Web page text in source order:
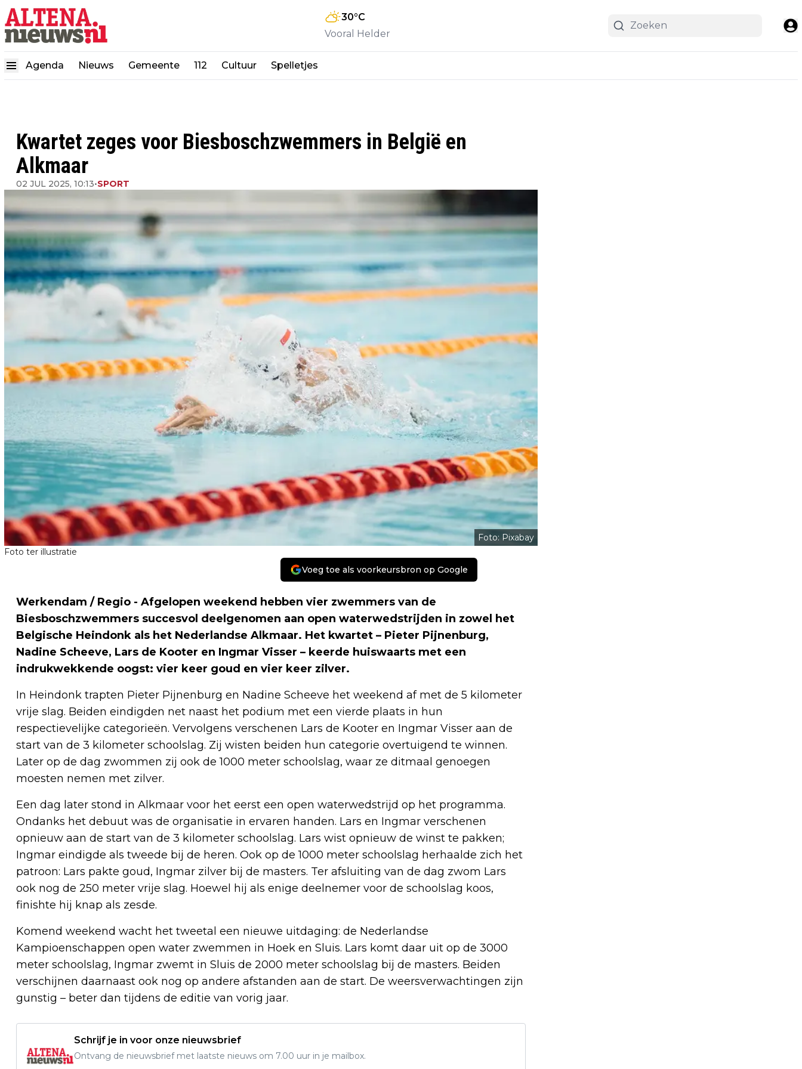
30°C
Vooral Helder
Agenda Nieuws Gemeente 112 Cultuur Spelletjes
Kwartet zeges voor Biesboschzwemmers in België en
Alkmaar
02 JUL 2025, 10:13•SPORT
Foto: Pixabay
Foto ter illustratie
Voeg toe als voorkeursbron op Google
Werkendam / Regio - Afgelopen weekend hebben vier zwemmers van de
Biesboschzwemmers succesvol deelgenomen aan open waterwedstrijden in zowel het
Belgische Heindonk als het Nederlandse Alkmaar. Het kwartet – Pieter Pijnenburg,
Nadine Scheeve, Lars de Kooter en Ingmar Visser – keerde huiswaarts met een
indrukwekkende oogst: vier keer goud en vier keer zilver.
In Heindonk trapten Pieter Pijnenburg en Nadine Scheeve het weekend af met de 5 kilometer
vrije slag. Beiden eindigden net naast het podium met een vierde plaats in hun
respectievelijke categorieën. Vervolgens verschenen Lars de Kooter en Ingmar Visser aan de
start van de 3 kilometer schoolslag. Zij wisten beiden hun categorie overtuigend te winnen.
Later op de dag zwommen zij ook de 1000 meter schoolslag, waar ze ditmaal genoegen
moesten nemen met zilver.
Een dag later stond in Alkmaar voor het eerst een open waterwedstrijd op het programma.
Ondanks het debuut was de organisatie in ervaren handen. Lars en Ingmar verschenen
opnieuw aan de start van de 3 kilometer schoolslag. Lars wist opnieuw de winst te pakken;
Ingmar eindigde als tweede bij de heren. Ook op de 1000 meter schoolslag herhaalde zich het
patroon: Lars pakte goud, Ingmar zilver bij de masters. Ter afsluiting van de dag zwom Lars
ook nog de 250 meter vrije slag. Hoewel hij als enige deelnemer voor de schoolslag koos,
finishte hij knap als zesde.
Komend weekend wacht het tweetal een nieuwe uitdaging: de Nederlandse
Kampioenschappen open water zwemmen in Hoek en Sluis. Lars komt daar uit op de 3000
meter schoolslag, Ingmar zwemt in Sluis de 2000 meter schoolslag bij de masters. Beiden
verschijnen daarnaast ook nog op andere afstanden aan de start. De weersverwachtingen zijn
gunstig – beter dan tijdens de editie van vorig jaar.
Schrijf je in voor onze nieuwsbrief
Ontvang de nieuwsbrief met laatste nieuws om 7.00 uur in je mailbox.